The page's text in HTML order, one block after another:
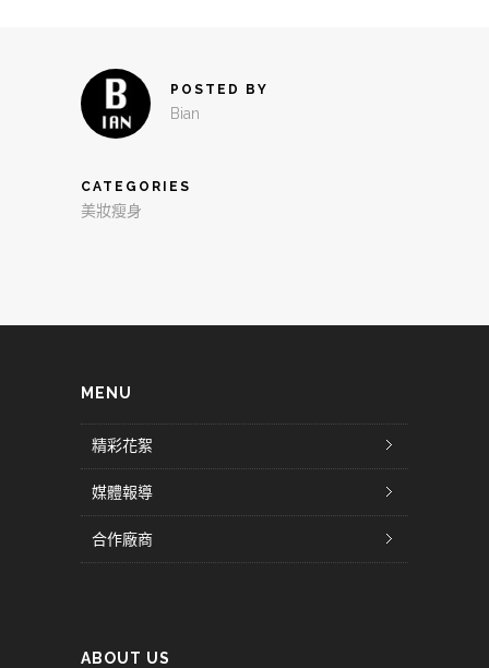
POSTED BY
Bian
CATEGORIES
美妝瘦身
MENU
精彩花絮
媒體報導
合作廠商
ABOUT US